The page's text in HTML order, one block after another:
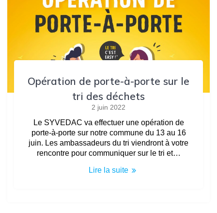
Opération de porte-à-porte sur le
tri des déchets
2 juin 2022
Le SYVEDAC va effectuer une opération de
porte-à-porte sur notre commune du 13 au 16
juin. Les ambassadeurs du tri viendront à votre
rencontre pour communiquer sur le tri et…
Lire la suite